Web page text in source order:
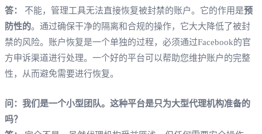
答：
不能，管理工具无法直接恢复被封禁的账户。它的作用是预
防性的。通过确保干净的隔离和合规的操作，它大大降低了被封
禁的风险。账户恢复是一个单独的过程，必须通过Facebook的官
方申诉渠道进行处理。一个好的平台可以帮助您维护账户的完整
性，从而避免需要进行恢复。
问：我们是一个小型团队。这种平台是只为大型代理机构准备的
吗？